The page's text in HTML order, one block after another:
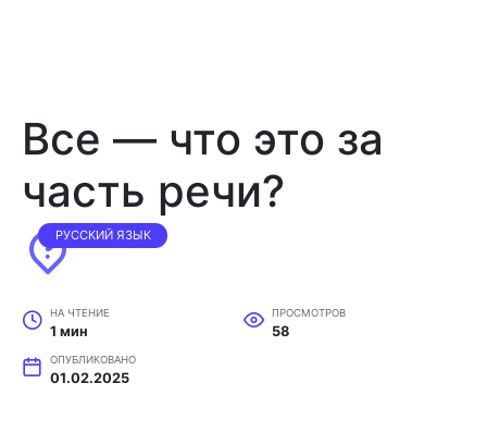
Все — что это за
часть речи?
РУССКИЙ ЯЗЫК
НА ЧТЕНИЕ
1 мин
ПРОСМОТРОВ
58
ОПУБЛИКОВАНО
01.02.2025